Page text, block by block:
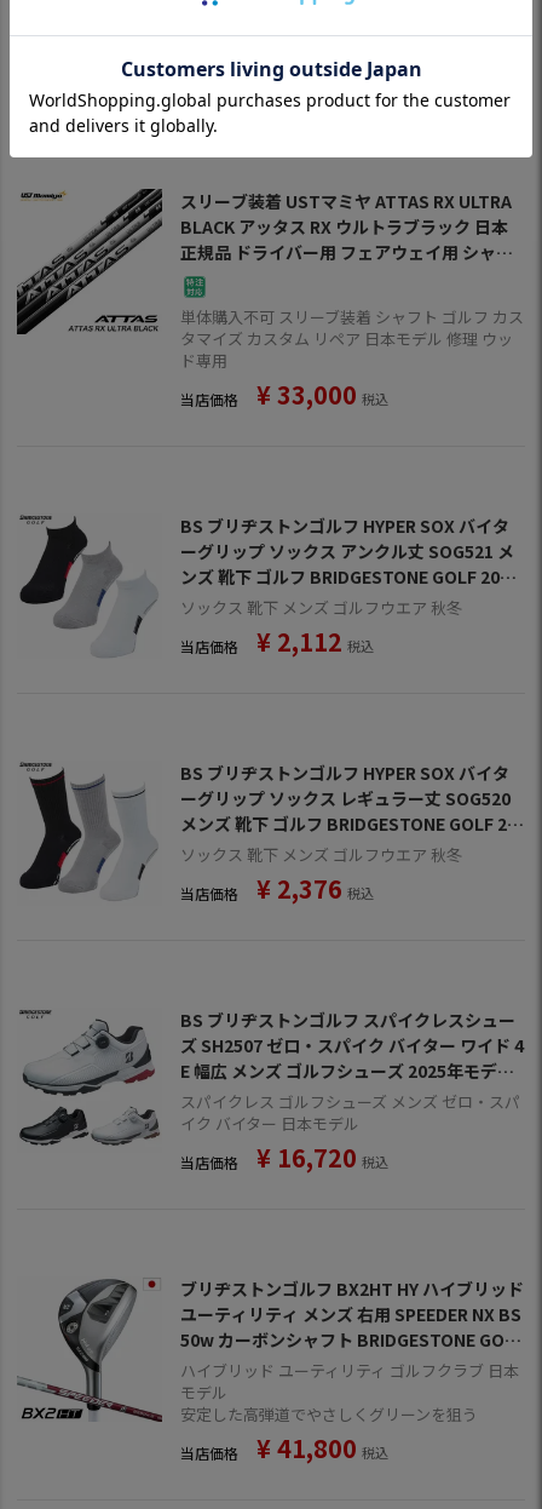
タマイズ カスタム リペア 並行輸入品 USモデル
修理
当店価格 ¥46,200 税込
スリーブ装着 USTマミヤ ATTAS RX ULTRA
BLACK アッタス RX ウルトラブラック 日本
正規品 ドライバー用 フェアウェイ用 シャフ
ト スリーブ付きシャフト【単品購入不可】
単体購入不可 スリーブ装着 シャフト ゴルフ カス
タマイズ カスタム リペア 日本モデル 修理 ウッ
ド専用
当店価格 ¥33,000 税込
BS ブリヂストンゴルフ HYPER SOX バイタ
ーグリップ ソックス アンクル丈 SOG521 メ
ンズ 靴下 ゴルフ BRIDGESTONE GOLF 2025
秋冬モデル 日本正規品
ソックス 靴下 メンズ ゴルフウエア 秋冬
当店価格 ¥ 2,112 税込
BS ブリヂストンゴルフ HYPER SOX バイタ
ーグリップ ソックス レギュラー丈 SOG520
メンズ 靴下 ゴルフ BRIDGESTONE GOLF 20
25秋冬モデル 日本正規品
ソックス 靴下 メンズ ゴルフウエア 秋冬
当店価格 ¥ 2,376 税込
BS ブリヂストンゴルフ スパイクレスシュー
ズ SH2507 ゼロ・スパイク バイター ワイド 4
E 幅広 メンズ ゴルフシューズ 2025年モデル
BRIDGESTONE GOLF 日本正規品
スパイクレス ゴルフシューズ メンズ ゼロ・スパ
イク バイター 日本モデル
当店価格 ¥ 16,720 税込
ブリヂストンゴルフ BX2HT HY ハイブリッド
ユーティリティ メンズ 右用 SPEEDER NX BS
50w カーボンシャフト BRIDGESTONE GOLF
日本正規品 2025年モデル
ハイブリッド ユーティリティ ゴルフクラブ 日本
モデル
安定した高弾道でやさしくグリーンを狙う
当店価格 ¥41,800 税込